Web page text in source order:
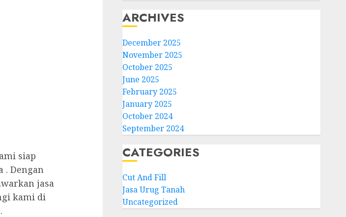
siap
. Dengan
jasa
kami di
ARCHIVES
December 2025
November 2025
October 2025
June 2025
February 2025
January 2025
October 2024
September 2024
CATEGORIES
Cut And Fill
Jasa Urug Tanah
Uncategorized